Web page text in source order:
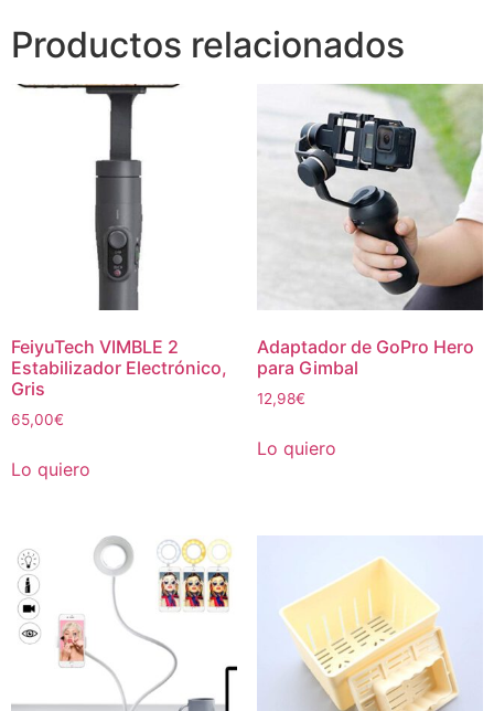
Productos relacionados
FeiyuTech VIMBLE 2
Estabilizador Electrónico,
Gris
65,00€
Lo quiero
Adaptador de GoPro Hero
para Gimbal
12,98€
Lo quiero